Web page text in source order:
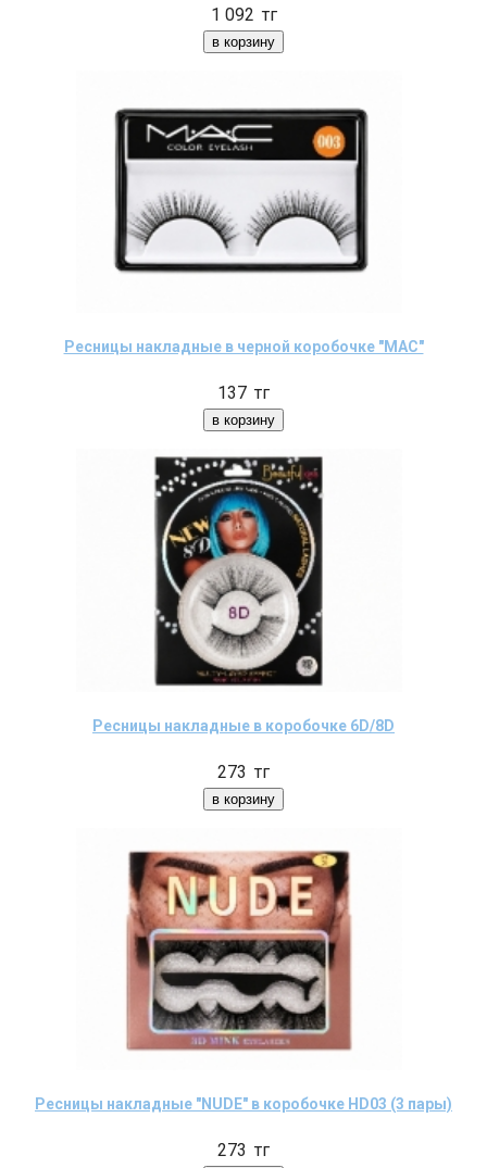
1 092 тг
Ресницы накладные в черной коробочке "MAC"
137 тг
Ресницы накладные в коробочке 6D/8D
273 тг
Ресницы накладные "NUDE" в коробочке HD03 (3 пары)
273 тг